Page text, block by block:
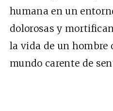
humana en un
dolorosas y
la vida de un hombre
mundo carente de